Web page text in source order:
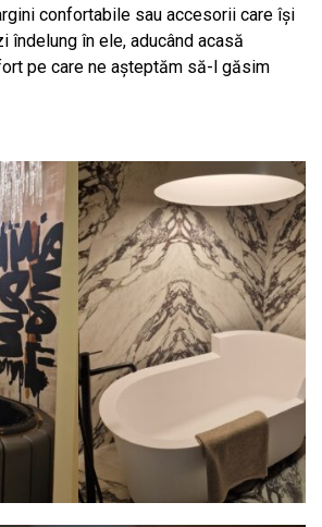
confortabile sau accesorii care își
îndelung în ele, aducând acasă
pe care ne așteptăm să-l găsim